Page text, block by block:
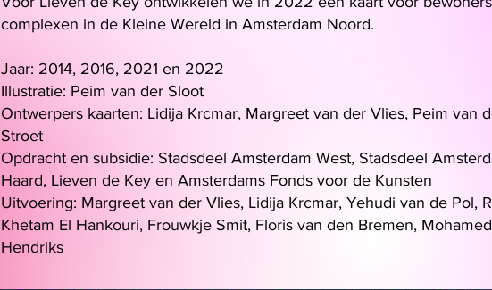
complexen in de Kleine Wereld in Amsterdam Noord.
Jaar: 2014, 2016, 2021 en 2022
Illustratie: Peim van der Sloot
Ontwerpers kaarten: Lidija Krcmar, Margreet van der Vlies, Peim van
Stroet
Opdracht en subsidie: Stadsdeel Amsterdam West, Stadsdeel
Haard, Lieven de Key en Amsterdams Fonds voor de Kunsten
Uitvoering: Margreet van der Vlies, Lidija Krcmar, Yehudi van de Pol,
Khetam El Hankouri, Frouwkje Smit, Floris van den Bremen,
Hendriks